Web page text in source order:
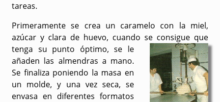
tareas.
Primeramente se crea un caramelo con la miel,
azúcar y clara de huevo, cuando se consigue que
tenga su punto óptimo, se le
añaden las almendras a mano.
Se finaliza poniendo la masa en
un molde, y una vez seca, se
envasa en diferentes formatos